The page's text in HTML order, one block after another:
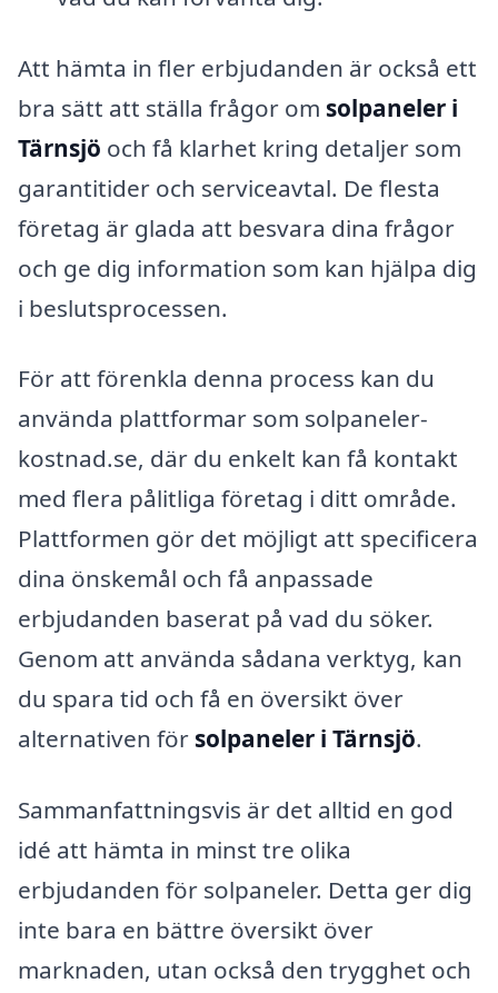
Att hämta in fler erbjudanden är också ett
bra sätt att ställa frågor om solpaneler i
Tärnsjö och få klarhet kring detaljer som
garantitider och serviceavtal. De flesta
företag är glada att besvara dina frågor
och ge dig information som kan hjälpa dig
i beslutsprocessen.
För att förenkla denna process kan du
använda plattformar som solpaneler-
kostnad.se, där du enkelt kan få kontakt
med flera pålitliga företag i ditt område.
Plattformen gör det möjligt att specificera
dina önskemål och få anpassade
erbjudanden baserat på vad du söker.
Genom att använda sådana verktyg, kan
du spara tid och få en översikt över
alternativen för solpaneler i Tärnsjö.
Sammanfattningsvis är det alltid en god
idé att hämta in minst tre olika
erbjudanden för solpaneler. Detta ger dig
inte bara en bättre översikt över
marknaden, utan också den trygghet och